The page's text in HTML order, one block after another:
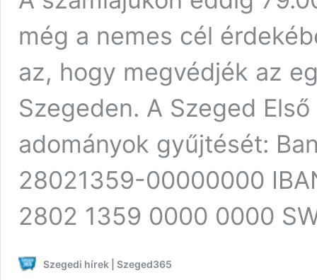
még a nemes cél
az, hogy megvédjék az
Szegeden. A Szeged
adományok gyűjtését:
28021359-00000000
2802 1359 0000 0000
Szegedi hírek | Szeged365